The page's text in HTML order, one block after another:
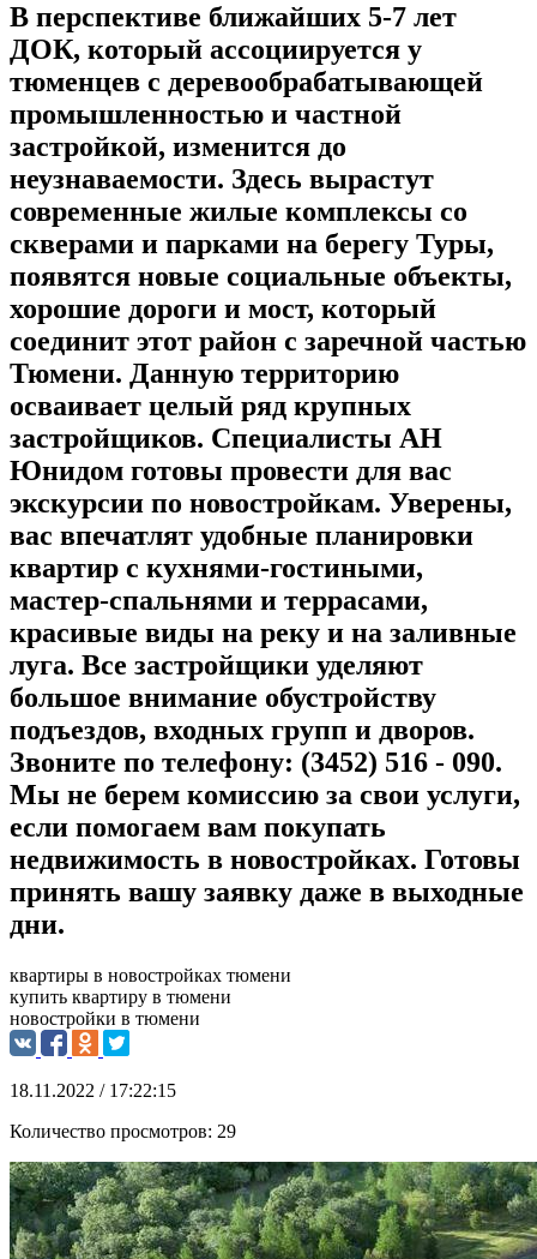
В перспективе ближайших 5-7 лет
ДОК, который ассоциируется у
тюменцев с деревообрабатывающей
промышленностью и частной
застройкой, изменится до
неузнаваемости. Здесь вырастут
современные жилые комплексы со
скверами и парками на берегу Туры,
появятся новые социальные объекты,
хорошие дороги и мост, который
соединит этот район с заречной частью
Тюмени. Данную территорию
осваивает целый ряд крупных
застройщиков. Специалисты АН
Юнидом готовы провести для вас
экскурсии по новостройкам. Уверены,
вас впечатлят удобные планировки
квартир с кухнями-гостиными,
мастер-спальнями и террасами,
красивые виды на реку и на заливные
луга. Все застройщики уделяют
большое внимание обустройству
подъездов, входных групп и дворов.
Звоните по телефону: (3452) 516 - 090.
Мы не берем комиссию за свои услуги,
если помогаем вам покупать
недвижимость в новостройках. Готовы
принять вашу заявку даже в выходные
дни.
квартиры в новостройках тюмени
купить квартиру в тюмени
новостройки в тюмени
18.11.2022 / 17:22:15
Количество просмотров: 29